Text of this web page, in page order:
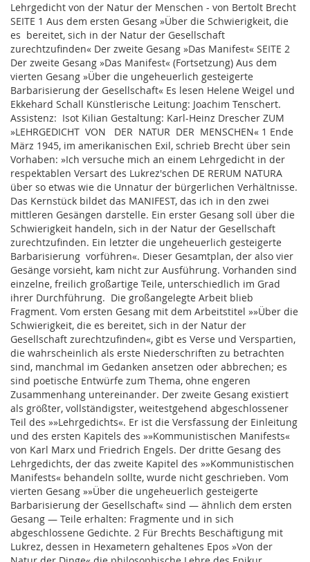
Lehrgedicht von der Natur der Menschen - von Bertolt Brecht
SEITE 1 Aus dem ersten Gesang »Über die Schwierigkeit, die
es bereitet, sich in der Natur der Gesellschaft
zurechtzufinden« Der zweite Gesang »Das Manifest« SEITE 2
Der zweite Gesang »Das Manifest« (Fortsetzung) Aus dem
vierten Gesang »Über die ungeheuerlich gesteigerte
Barbarisierung der Gesellschaft« Es lesen Helene Weigel und
Ekkehard Schall Künstlerische Leitung: Joachim Tenschert.
Assistenz: Isot Kilian Gestaltung: Karl-Heinz Drescher ZUM
»LEHRGEDICHT VON DER NATUR DER MENSCHEN« 1 Ende
März 1945, im amerikanischen Exil, schrieb Brecht über sein
Vorhaben: »Ich versuche mich an einem Lehrgedicht in der
respektablen Versart des Lukrez'schen DE RERUM NATURA
über so etwas wie die Unnatur der bürgerlichen Verhältnisse.
Das Kernstück bildet das MANIFEST, das ich in den zwei
mittleren Gesängen darstelle. Ein erster Gesang soll über die
Schwierigkeit handeln, sich in der Natur der Gesellschaft
zurechtzufinden. Ein letzter die ungeheuerlich gesteigerte
Barbarisierung vorführen«. Dieser Gesamtplan, der also vier
Gesänge vorsieht, kam nicht zur Ausführung. Vorhanden sind
einzelne, freilich großartige Teile, unterschiedlich im Grad
ihrer Durchführung. Die großangelegte Arbeit blieb
Fragment. Vom ersten Gesang mit dem Arbeitstitel »»Über die
Schwierigkeit, die es bereitet, sich in der Natur der
Gesellschaft zurechtzufinden«, gibt es Verse und Verspartien,
die wahrscheinlich als erste Niederschriften zu betrachten
sind, manchmal im Gedanken ansetzen oder abbrechen; es
sind poetische Entwürfe zum Thema, ohne engeren
Zusammenhang untereinander. Der zweite Gesang existiert
als größter, vollständigster, weitestgehend abgeschlossener
Teil des »»Lehrgedichts«. Er ist die Versfassung der Einleitung
und des ersten Kapitels des »»Kommunistischen Manifests«
von Karl Marx und Friedrich Engels. Der dritte Gesang des
Lehrgedichts, der das zweite Kapitel des »»Kommunistischen
Manifests« behandeln sollte, wurde nicht geschrieben. Vom
vierten Gesang »»Über die ungeheuerlich gesteigerte
Barbarisierung der Gesellschaft« sind — ähnlich dem ersten
Gesang — Teile erhalten: Fragmente und in sich
abgeschlossene Gedichte. 2 Für Brechts Beschäftigung mit
Lukrez, dessen in Hexametern gehaltenes Epos »Von der